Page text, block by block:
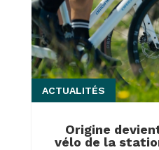
Origine
vélo de la
ACTUALITÉS